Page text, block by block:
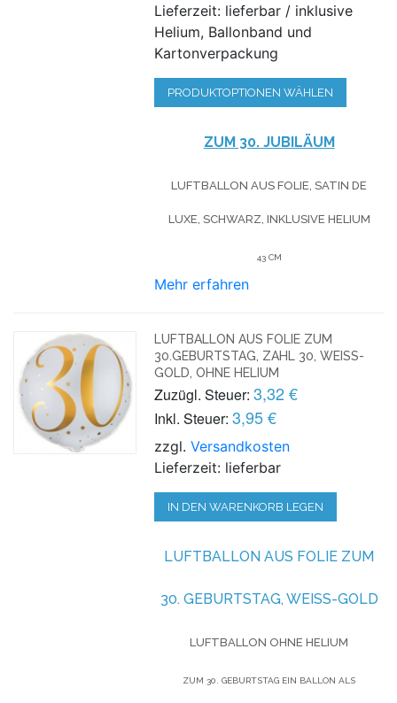
Lieferzeit: lieferbar / inklusive
Helium, Ballonband und
Kartonverpackung
PRODUKTOPTIONEN WÄHLEN
ZUM 30. JUBILÄUM
LUFTBALLON AUS FOLIE, SATIN DE
LUXE, SCHWARZ, INKLUSIVE HELIUM
43 CM
Mehr erfahren
LUFTBALLON AUS FOLIE ZUM
30.GEBURTSTAG, ZAHL 30, WEISS-G
OLD, OHNE HELIUM
Zuzügl. Steuer: 3,32 €
Inkl. Steuer: 3,95 €
zzgl.Versandkosten
Lieferzeit: lieferbar
IN DEN WARENKORB LEGEN
LUFTBALLON AUS FOLIE ZUM
30. GEBURTSTAG, WEISS-GOLD
LUFTBALLON OHNE HELIUM
ZUM 30. GEBURTSTAG EIN BALLON ALS